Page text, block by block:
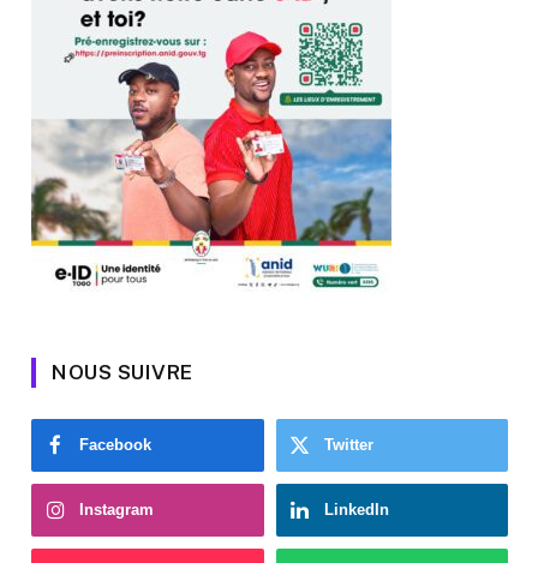
NOUS SUIVRE
Facebook Twitter
Instagram LinkedIn